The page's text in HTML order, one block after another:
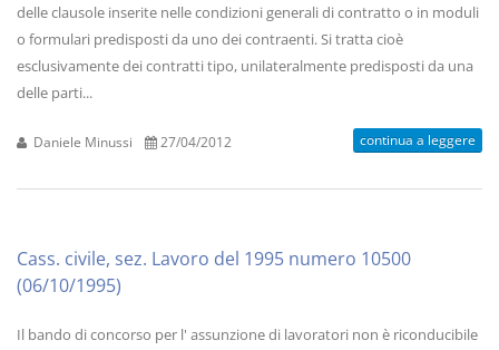
delle clausole inserite nelle condizioni generali di contratto o in moduli
o formulari predisposti da uno dei contraenti. Si tratta cioè
esclusivamente dei contratti tipo, unilateralmente predisposti da una
delle parti...
Daniele Minussi 27/04/2012 continua a leggere
Cass. civile, sez. Lavoro del 1995 numero 10500
(06/10/1995)
Il bando di concorso per l' assunzione di lavoratori non è riconducibile